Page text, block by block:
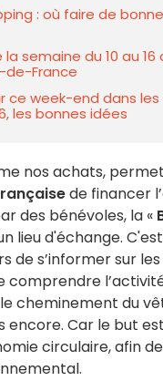
: où faire de
semaine du 10 au 16
de-France
ce week-end dans les
les bonnes idées
nos achats,
de financer
des bénévoles, la «
lieu d'échange.
de s’informer sur
comprendre
cheminement du
encore. Car le but
circulaire, afin